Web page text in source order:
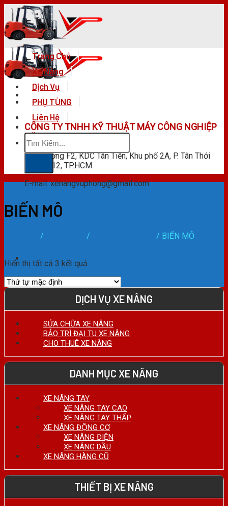
Skip
content
CÔNG TY TNHH KỸ THUẬT MÁY CÔNG NGHIỆP
VŨ PHONG
F28 Đường F2, KDC Tân Tiến, Khu phố 2A, P. Tân Thới
Hiệp, Q.12, TP.HCM
E-mail: xenangvuphong@gmail.com
HOTLINE:
0911.27.74.75
Trang Chủ
Xe Nâng
Dịch Vụ
PHỤ TÙNG
Liên Hệ
Tìm
kiếm:
BIẾN MÔ
/ / / BIẾN MÔ
Hiển thị tất cả 3 kết quả
DỊCH VỤ XE NÂNG
SỬA CHỮA XE NÂNG
BẢO TRÌ ĐẠI TU XE NÂNG
CHO THUÊ XE NÂNG
DANH MỤC XE NÂNG
XE NÂNG TAY
XE NÂNG TAY CAO
XE NÂNG TAY THẤP
XE NÂNG ĐỘNG CƠ
XE NÂNG ĐIỆN
XE NÂNG DẦU
XE NÂNG HÀNG CŨ
THIẾT BỊ XE NÂNG